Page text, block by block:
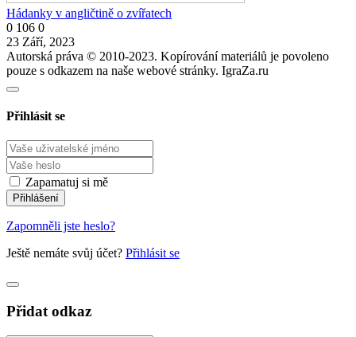
Hádanky v angličtině o zvířatech
0 106 0
23 Září, 2023
Autorská práva © 2010-2023. Kopírování materiálů je povoleno
pouze s odkazem na naše webové stránky. IgraZa.ru
Přihlásit se
Zapamatuj si mě
Zapomněli jste heslo?
Ještě nemáte svůj účet? Přihlásit se
Přidat odkaz